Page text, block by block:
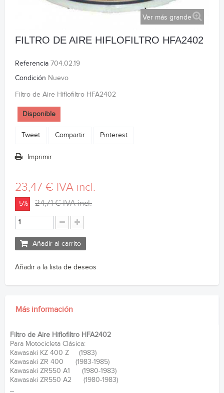
Ver más grande
FILTRO DE AIRE HIFLOFILTRO HFA2402
Referencia 704.02.19
Condición Nuevo
Filtro de Aire Hiflofiltro HFA2402
Disponible
Tweet Compartir Pinterest
Imprimir
23,47 € IVA incl.
-5% 24,71 €IVA incl.
Añadir al carrito
Añadir a la lista de deseos
Más información
Filtro de Aire Hiflofiltro HFA2402
Para Motocicleta Clásica:
Kawasaki KZ 400 Z (1983)
Kawasaki ZR 400 (1983-1985)
Kawasaki ZR550 A1 (1980-1983)
Kawasaki ZR550 A2 (1980-1983)